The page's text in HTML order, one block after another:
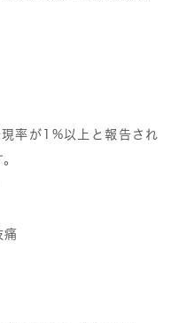
率が1%以上と報告され
痛